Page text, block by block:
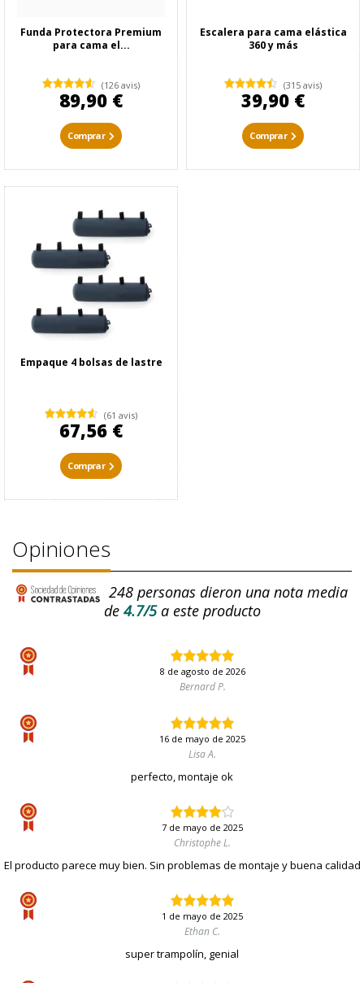
Funda Protectora Premium
para cama el...
(126 avis)
89,90 €
Comprar
Escalera para cama elástica
360 y más
(315 avis)
39,90 €
Comprar
Empaque 4 bolsas de lastre
(61 avis)
67,56 €
Comprar
Opiniones
248 personas dieron una nota media
de4.7/5a este producto
8 de agosto de 2026
Bernard P.
16 de mayo de 2025
Lisa A.
perfecto, montaje ok
7 de mayo de 2025
Christophe L.
El producto parece muy bien. Sin problemas de montaje y buena calidad
1 de mayo de 2025
Ethan C.
super trampolín, genial